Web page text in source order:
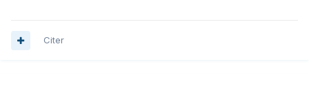
Citer